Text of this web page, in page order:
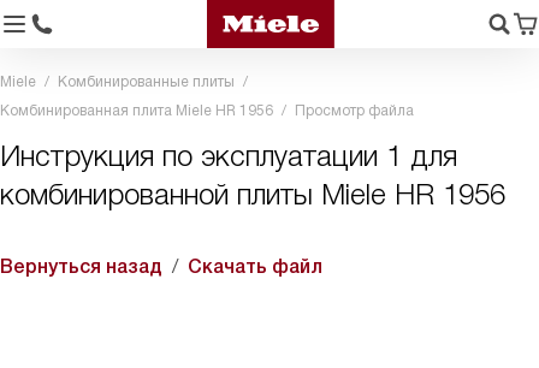
Miele
Комбинированные плиты
Комбинированная плита Miele HR 1956
Просмотр файла
Инструкция по эксплуатации 1 для
комбинированной плиты Miele HR 1956
Вернуться назад Скачать файл